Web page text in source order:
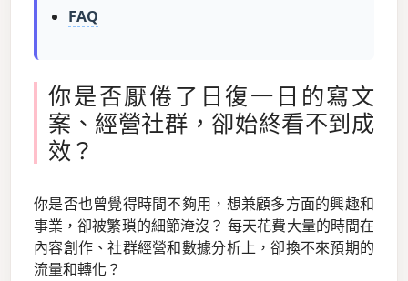
FAQ
你是否厭倦了日復一日的寫文
案、經營社群，卻始終看不到成
效？
你是否也曾覺得時間不夠用，想兼顧多方面的興趣和
事業，卻被繁瑣的細節淹沒？ 每天花費大量的時間在
內容創作、社群經營和數據分析上，卻換不來預期的
流量和轉化？